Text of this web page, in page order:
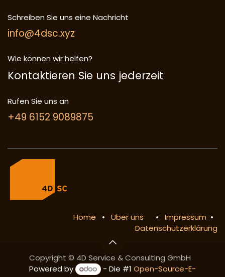
Schreiben Sie uns eine Nachricht
info@4dsc.xyz
Wie können wir helfen?
Kontaktieren Sie uns jederzeit
Rufen Sie uns an
+49 6152 9089875
Home • Über uns • Impressum •
Datenschutzerklärung
Copyright © 4D Service & Consulting GmbH
Powered by
- Die #1Open-Source-E-